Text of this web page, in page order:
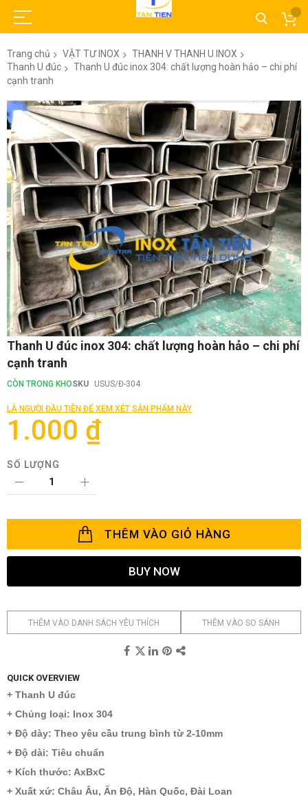
Trang chủ VẬT TƯ INOX
THANH V THANH U INOX
Thanh U đúc
Thanh U đúc inox 304: chất lượng hoàn hảo – chi phí
cạnh tranh
Chuyển
đến
phần
đầu
của
thư
viện
hình
ảnh
Chuyển
đến
phần
đầu
của
viện
hình
Thanh U đúc inox 304: chất lượng hoàn hảo – chi phí
cạnh tranh
CÒN TRONG KHOSKU USUS/Đ-304
LÀ NGƯỜI ĐẦU TIÊN ĐỂ XEM XÉT SẢN PHẨM NÀY
1.000 ₫
SỐ LƯỢNG
THÊM VÀO GIỎ HÀNG
BUY NOW
THÊM VÀO DANH SÁCH YÊU THÍCH THÊM VÀO SO SÁNH
QUICK OVERVIEW
+ Thanh U đúc
+ Chủng loại: Inox 304
+ Độ dày: Theo yêu cầu trung bình từ 2-10mm
+ Độ dài: Tiêu chuẩn
+ Kích thước: AxBxC
+ Xuất xứ: Châu Âu, Ấn Độ, Hàn Quốc, Đài Loan